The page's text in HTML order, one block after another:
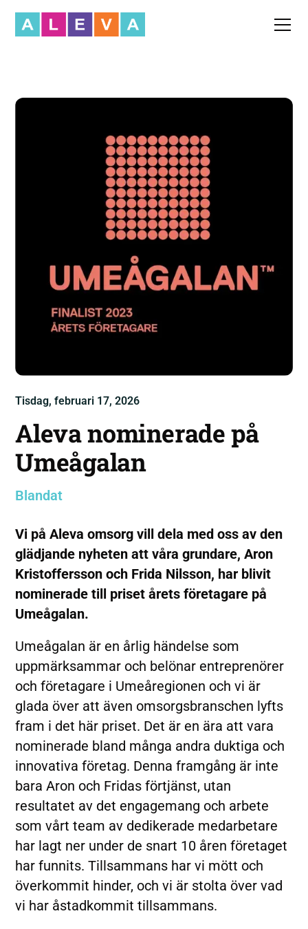
Tisdag, februari 17, 2026
Aleva nominerade på
Umeågalan
Blandat
Vi på Aleva omsorg vill dela med oss av den
glädjande nyheten att våra grundare, Aron
Kristoffersson och Frida Nilsson, har blivit
nominerade till priset årets företagare på
Umeågalan.
Umeågalan är en årlig händelse som
uppmärksammar och belönar entreprenörer
och företagare i Umeåregionen och vi är
glada över att även omsorgsbranschen lyfts
fram i det här priset. Det är en ära att vara
nominerade bland många andra duktiga och
innovativa företag. Denna framgång är inte
bara Aron och Fridas förtjänst, utan
resultatet av det engagemang och arbete
som vårt team av dedikerade medarbetare
har lagt ner under de snart 10 åren företaget
har funnits. Tillsammans har vi mött och
överkommit hinder, och vi är stolta över vad
vi har åstadkommit tillsammans.